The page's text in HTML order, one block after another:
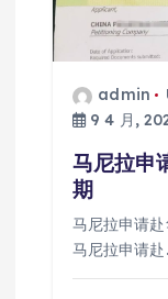
admin
9 4 月,
马尼拉申
期
马尼拉申请
马尼拉申请